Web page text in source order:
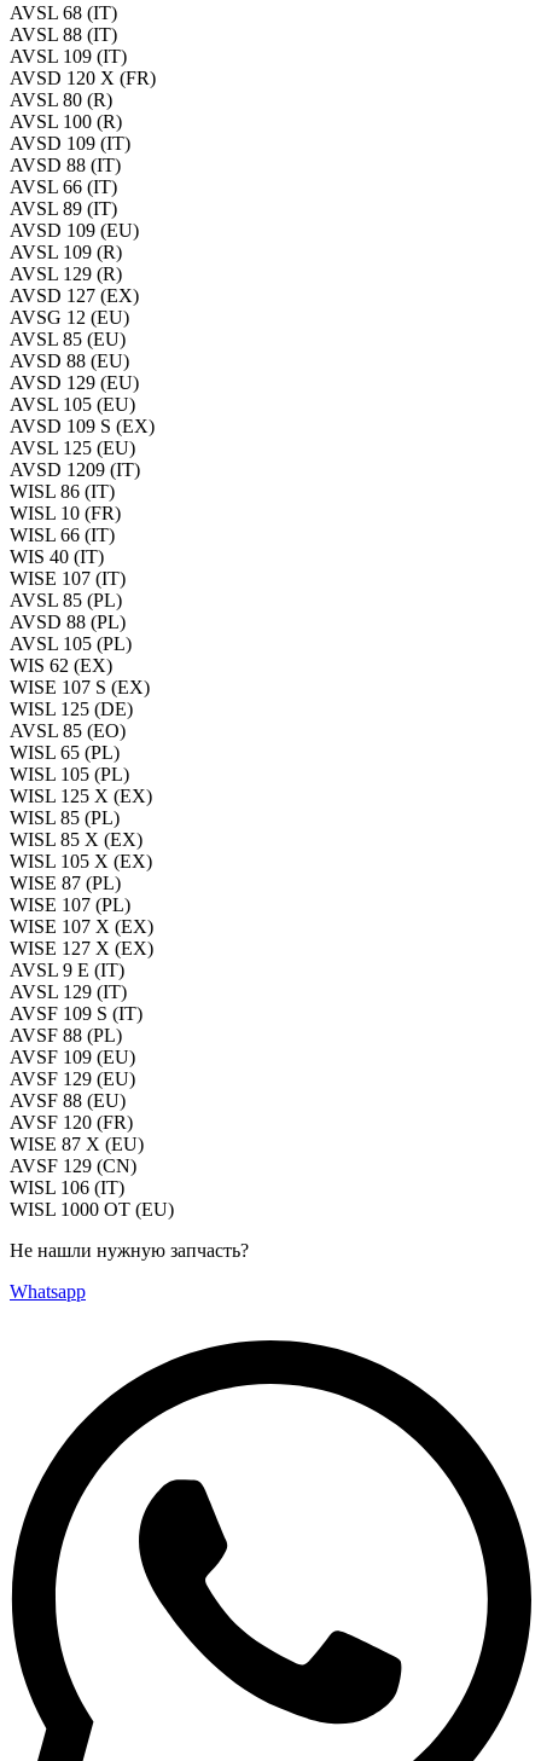
AVSL 68 (IT)
AVSL 88 (IT)
AVSL 109 (IT)
AVSD 120 X (FR)
AVSL 80 (R)
AVSL 100 (R)
AVSD 109 (IT)
AVSD 88 (IT)
AVSL 66 (IT)
AVSL 89 (IT)
AVSD 109 (EU)
AVSL 109 (R)
AVSL 129 (R)
AVSD 127 (EX)
AVSG 12 (EU)
AVSL 85 (EU)
AVSD 88 (EU)
AVSD 129 (EU)
AVSL 105 (EU)
AVSD 109 S (EX)
AVSL 125 (EU)
AVSD 1209 (IT)
WISL 86 (IT)
WISL 10 (FR)
WISL 66 (IT)
WIS 40 (IT)
WISE 107 (IT)
AVSL 85 (PL)
AVSD 88 (PL)
AVSL 105 (PL)
WIS 62 (EX)
WISE 107 S (EX)
WISL 125 (DE)
AVSL 85 (EO)
WISL 65 (PL)
WISL 105 (PL)
WISL 125 X (EX)
WISL 85 (PL)
WISL 85 X (EX)
WISL 105 X (EX)
WISE 87 (PL)
WISE 107 (PL)
WISE 107 X (EX)
WISE 127 X (EX)
AVSL 9 E (IT)
AVSL 129 (IT)
AVSF 109 S (IT)
AVSF 88 (PL)
AVSF 109 (EU)
AVSF 129 (EU)
AVSF 88 (EU)
AVSF 120 (FR)
WISE 87 X (EU)
AVSF 129 (CN)
WISL 106 (IT)
WISL 1000 OT (EU)
Не нашли нужную запчасть?
Whatsapp